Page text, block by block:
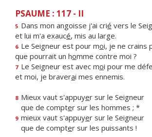
PSAUME : 117 - II
5 Dans mon angoisse j'ai crié vers le
et lui m'a exaucé, mis au large.
6 Le Seigneur est pour moi, je ne crains
que pourrait un homme contre moi ?
7 Le Seigneur est avec moi pour me
et moi, je braverai mes ennemis.
8 Mieux vaut s'appuyer sur le Seigneur
que de compter sur les hommes ; *
9 mieux vaut s'appuyer sur le Seigneur
que de compter sur les puissants !